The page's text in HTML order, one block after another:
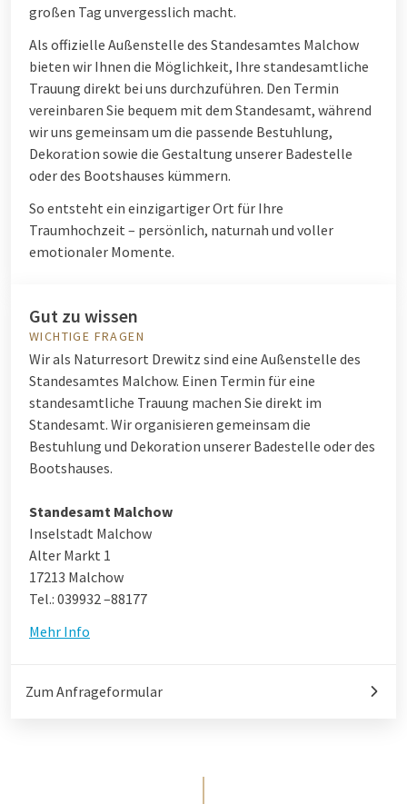
großen Tag unvergesslich macht.
Als offizielle Außenstelle des Standesamtes Malchow
bieten wir Ihnen die Möglichkeit, Ihre standesamtliche
Trauung direkt bei uns durchzuführen. Den Termin
vereinbaren Sie bequem mit dem Standesamt, während
wir uns gemeinsam um die passende Bestuhlung,
Dekoration sowie die Gestaltung unserer Badestelle
oder des Bootshauses kümmern.
So entsteht ein einzigartiger Ort für Ihre
Traumhochzeit – persönlich, naturnah und voller
emotionaler Momente.
Gut zu wissen
WICHTIGE FRAGEN
Wir als Naturresort Drewitz sind eine Außenstelle des
Standesamtes Malchow. Einen Termin für eine
standesamtliche Trauung machen Sie direkt im
Standesamt. Wir organisieren gemeinsam die
Bestuhlung und Dekoration unserer Badestelle oder des
Bootshauses.
Standesamt Malchow
Inselstadt Malchow
Alter Markt 1
17213 Malchow
Tel.: 039932 –88177
Mehr Info
Zum Anfrageformular